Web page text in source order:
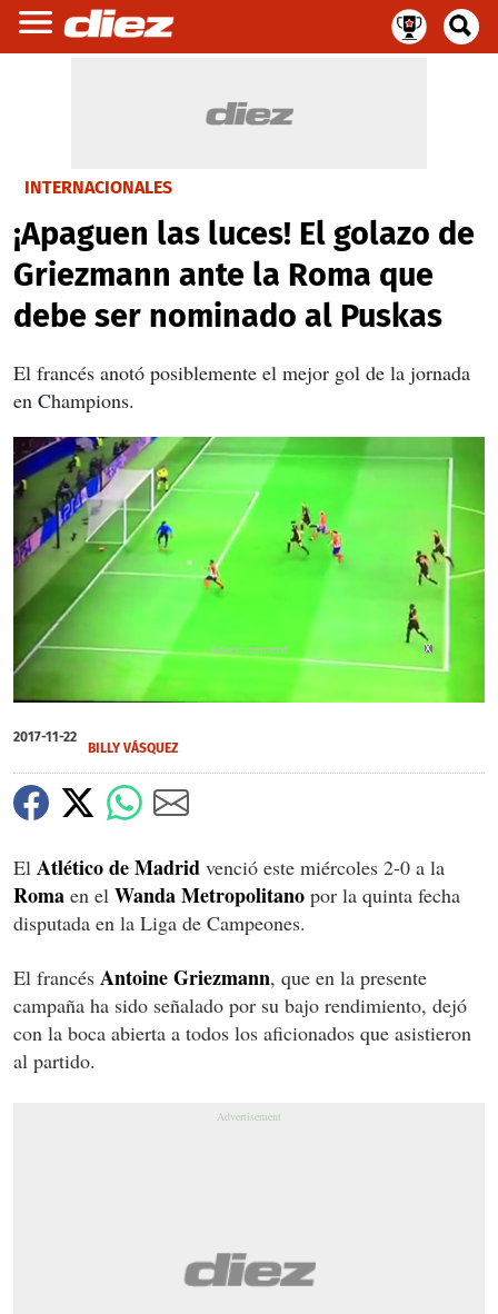
INTERNACIONALES
¡Apaguen las luces! El golazo de
Griezmann ante la Roma que
debe ser nominado al Puskas
El francés anotó posiblemente el mejor gol de la jornada
en Champions.
of
25
X
2017-11-22
BILLY VÁSQUEZ
El Atlético de Madrid venció este miércoles 2-0 a la
Roma en el Wanda Metropolitano por la quinta fecha
disputada en la Liga de Campeones.
El francés Antoine Griezmann, que en la presente
campaña ha sido señalado por su bajo rendimiento, dejó
con la boca abierta a todos los aficionados que asistieron
al partido.